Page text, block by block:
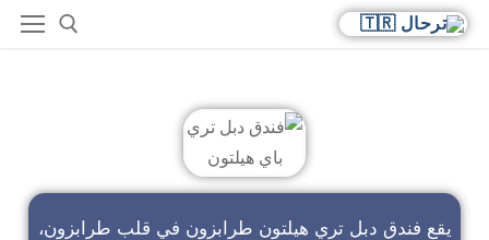
يقع فندق دبل تري هيلتون طرابزون في قلب طرابزون،